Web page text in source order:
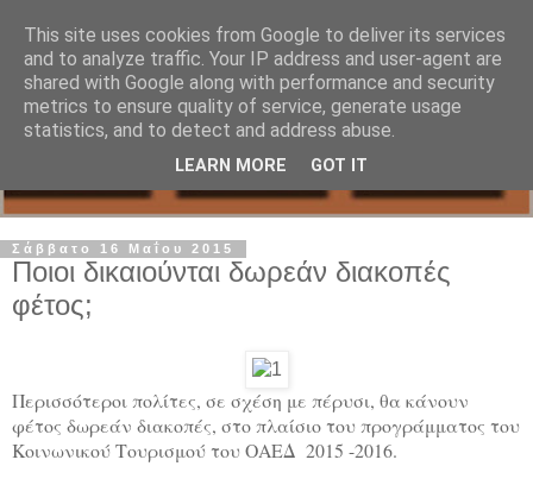
Σάββατο 16 Μαΐου 2015
Ποιοι δικαιούνται δωρεάν διακοπές
φέτος;
Περισσότεροι πολίτες, σε σχέση με πέρυσι, θα κάνουν
φέτος δωρεάν διακοπές, στο πλαίσιο του προγράμματος του
Κοινωνικού Τουρισμού του ΟΑΕΔ 2015 -2016.
This site uses cookies from Google to deliver its services
and to analyze traffic. Your IP address and user-agent are
shared with Google along with performance and security
metrics to ensure quality of service, generate usage
statistics, and to detect and address abuse.
LEARN MORE GOT IT